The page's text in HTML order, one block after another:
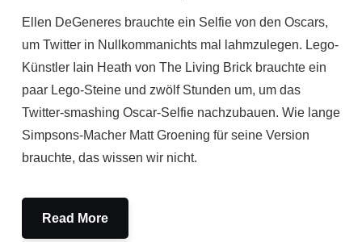
Ellen DeGeneres brauchte ein Selfie von den Oscars,
um Twitter in Null­kom­ma­nichts mal lahmzulegen. Lego-
Künstler Iain Heath von The Living Brick brauchte ein
paar Lego-Steine und zwölf Stunden um, um das
Twitter-smashing Oscar-Selfie nachzubauen. Wie lange
Simpsons-Macher Matt Groening für seine Version
brauchte, das wissen wir nicht.
Read More